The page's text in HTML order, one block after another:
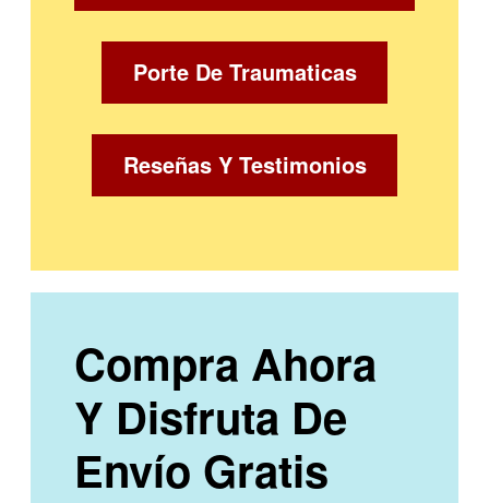
Porte De Traumaticas
Reseñas Y Testimonios
Compra Ahora
Y Disfruta De
Envío Gratis